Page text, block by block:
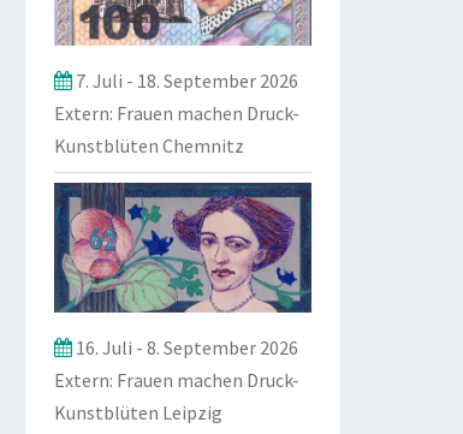
7. Juli - 18. September 2026
Extern: Frauen machen Druck-
Kunstblüten Chemnitz
16. Juli - 8. September 2026
Extern: Frauen machen Druck-
Kunstblüten Leipzig